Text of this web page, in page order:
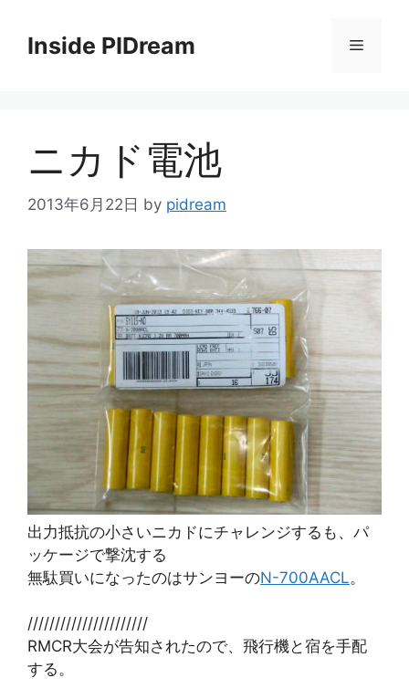
Inside PIDream メ
ニカド電池
2013年6月22日 by pidream
出力抵抗の小さいニカドにチャレンジするも、パ
ッケージで撃沈する
無駄買いになったのはサンヨーのN-700AACL。
//////////////////////
RMCR大会が告知されたので、飛行機と宿を手配
する。